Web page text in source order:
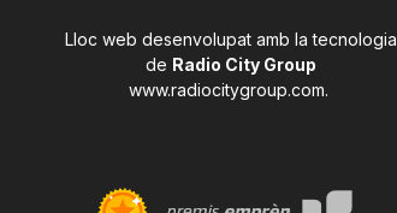
Lloc web desenvolupat amb la tecnologia
de Radio City Group
www.radiocitygroup.com.